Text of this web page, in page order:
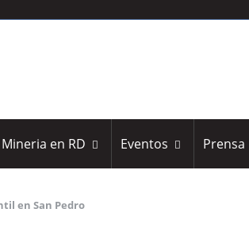
Mineria en RD Eventos Prensa
en San Pedro